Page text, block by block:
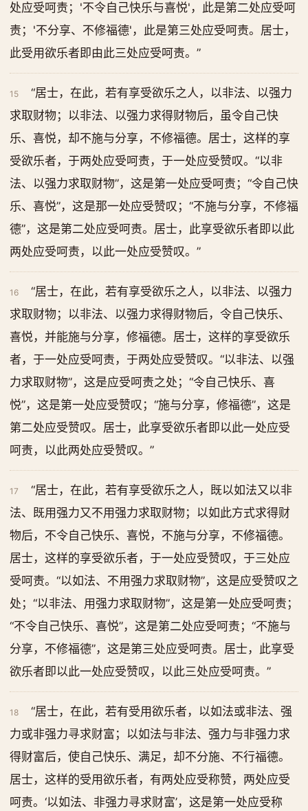
处应受呵责；'不令自己快乐与喜悦'，此是第二处应受呵
责；'不分享、不修福德'，此是第三处应受呵责。居士，
此受用欲乐者即由此三处应受呵责。”
15
“居士，在此，若有享受欲乐之人，以非法、以强力
求取财物；以非法、以强力求得财物后，虽令自己快
乐、喜悦，却不施与分享，不修福德。居士，这样的享
受欲乐者，于两处应受呵责，于一处应受赞叹。“以非
法、以强力求取财物”，这是第一处应受呵责；“令自己快
乐、喜悦”，这是那一处应受赞叹；“不施与分享，不修福
德”，这是第二处应受呵责。居士，此享受欲乐者即以此
两处应受呵责，以此一处应受赞叹。”
16
“居士，在此，若有享受欲乐之人，以非法、以强力
求取财物；以非法、以强力求得财物后，令自己快乐、
喜悦，并能施与分享，修福德。居士，这样的享受欲乐
者，于一处应受呵责，于两处应受赞叹。“以非法、以强
力求取财物”，这是应受呵责之处；“令自己快乐、喜
悦”，这是第一处应受赞叹；“施与分享，修福德”，这是
第二处应受赞叹。居士，此享受欲乐者即以此一处应受
呵责，以此两处应受赞叹。”
17
“居士，在此，若有享受欲乐之人，既以如法又以非
法、既用强力又不用强力求取财物；以如此方式求得财
物后，不令自己快乐、喜悦，不施与分享，不修福德。
居士，这样的享受欲乐者，于一处应受赞叹，于三处应
受呵责。“以如法、不用强力求取财物”，这是应受赞叹之
处；“以非法、用强力求取财物”，这是第一处应受呵责；
“不令自己快乐、喜悦”，这是第二处应受呵责；“不施与
分享，不修福德”，这是第三处应受呵责。居士，此享受
欲乐者即以此一处应受赞叹，以此三处应受呵责。”
18
“居士，在此，若有受用欲乐者，以如法或非法、强
力或非强力寻求财富；以如法与非法、强力与非强力求
得财富后，使自己快乐、满足，却不分施、不行福德。
居士，这样的受用欲乐者，有两处应受称赞，两处应受
呵责。‘以如法、非强力寻求财富’，这是第一处应受称